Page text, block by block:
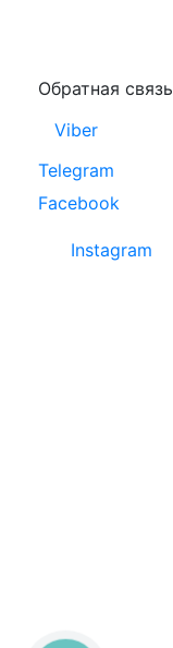
Обратная связь
Viber
Telegram
Facebook
Instagram